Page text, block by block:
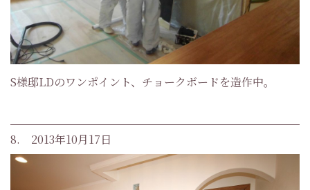
S様邸LDのワンポイント、チョークボードを造作中。
8. 2013年10月17日